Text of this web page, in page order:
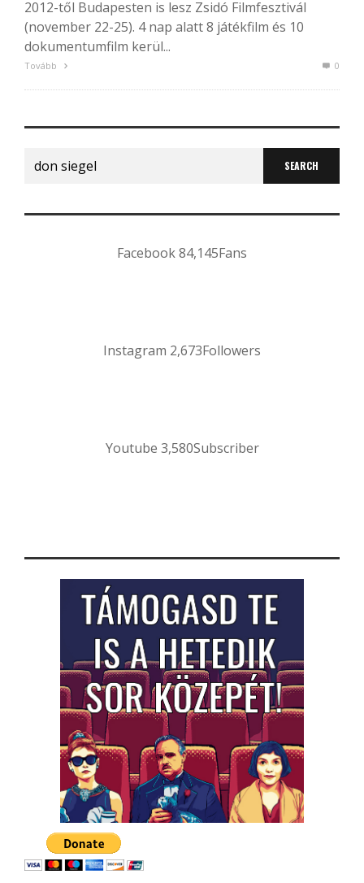
2012-től Budapesten is lesz Zsidó Filmfesztivál
(november 22-25). 4 nap alatt 8 játékfilm és 10
dokumentumfilm kerül...
Tovább 0
Search
for:
Facebook84,145Fans
Instagram 2,673Followers
Youtube 3,580Subscriber